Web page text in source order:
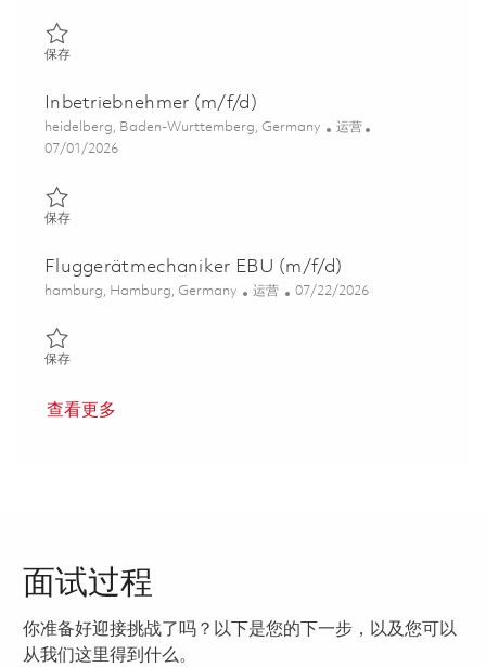
保存保存 Elektroniker (m/f/d) 01859242
Inbetriebnehmer (m/f/d)
位置
heidelberg, Baden-Wurttemberg, Germany 类别
运营
Posted Date
07/01/2026
保存保存 Inbetriebnehmer (m/f/d) 01856639
Fluggerätmechaniker EBU (m/f/d)
位置
hamburg, Hamburg, Germany 类别
运营 Posted Date
07/22/2026
保存保存 Fluggerätmechaniker EBU (m/f/d) 01861369
查看更多
面试过程
你准备好迎接挑战了吗？以下是您的下一步，以及您可以
从我们这里得到什么。